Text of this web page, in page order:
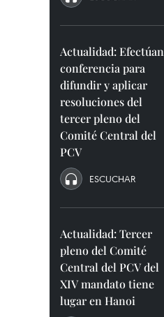
Actualidad: Efectúan
conferencia para
difundir y aplicar
resoluciones del
tercer pleno del
Comité Central del
PCV
ESCUCHAR
Actualidad: Tercer
pleno del Comité
Central del PCV del
XIV mandato tiene
lugar en Hanoi